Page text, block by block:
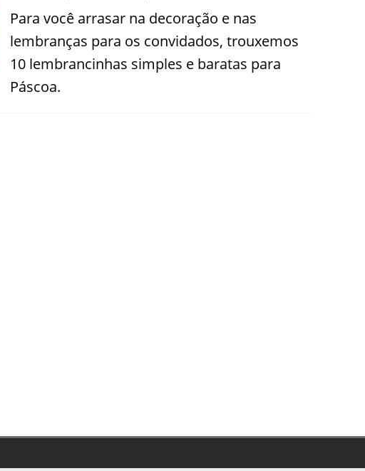
Para você arrasar na decoração e nas
lembranças para os convidados, trouxemos
10 lembrancinhas simples e baratas para
Páscoa.